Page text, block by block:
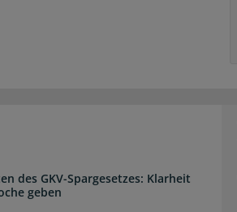
des GKV-Spargesetzes: Klarheit
geben